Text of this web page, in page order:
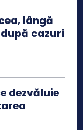
lângă
cazuri
dezvăluie